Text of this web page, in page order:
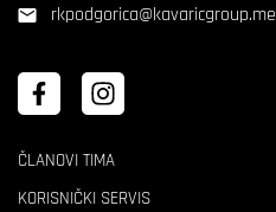
rkpodgorica@kavaricgroup.me
ČLANOVI TIMA
KORISNIČKI SERVIS